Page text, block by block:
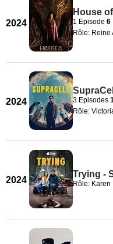
2024
House
1 Episode 6
Rôle: Reine
2024 3 Episodes 1
Rôle:
2024
Trying -
Rôle: Karen